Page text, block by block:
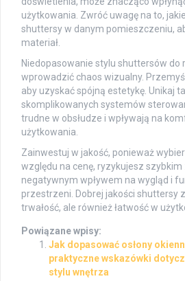
użytkowania. Zwróć uwagę na to,
shuttersy w danym pomieszczeniu,
materiał.
Niedopasowanie stylu shuttersów do
wprowadzić chaos wizualny.
aby uzyskać spójną estetykę. Unikaj
skomplikowanych systemów
trudne w obsłudze i wpływają na
użytkowania.
Zainwestuj w jakość, ponieważ
względu na cenę, ryzykujesz szybkim
negatywnym wpływem na wygląd i
przestrzeni. Dobrej jakości shuttersy
trwałość, ale również łatwość w
Powiązane wpisy:
Jak dopasować osłony
praktyczne wskazówki
stylu wnętrza